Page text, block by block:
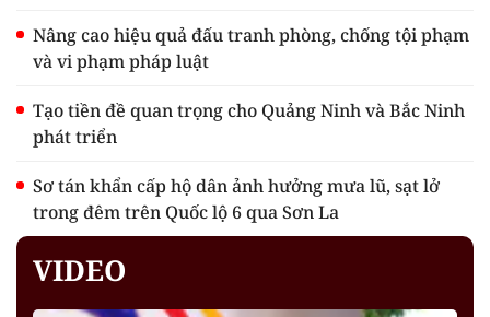
Nâng cao hiệu quả đấu tranh phòng, chống tội phạm
và vi phạm pháp luật
Tạo tiền đề quan trọng cho Quảng Ninh và Bắc Ninh
phát triển
Sơ tán khẩn cấp hộ dân ảnh hưởng mưa lũ, sạt lở
trong đêm trên Quốc lộ 6 qua Sơn La
VIDEO